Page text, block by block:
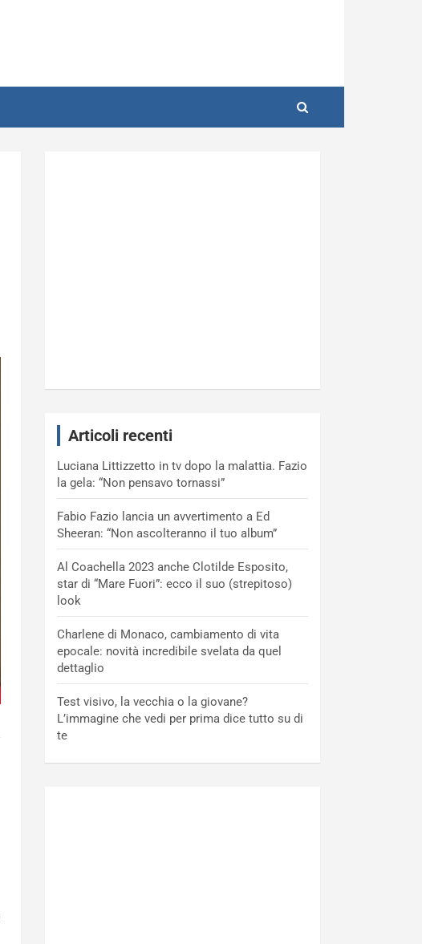
Articoli recenti
Luciana Littizzetto in tv dopo la malattia. Fazio
la gela: “Non pensavo tornassi”
Fabio Fazio lancia un avvertimento a Ed
Sheeran: “Non ascolteranno il tuo album”
Al Coachella 2023 anche Clotilde Esposito,
star di “Mare Fuori”: ecco il suo (strepitoso)
look
Charlene di Monaco, cambiamento di vita
epocale: novità incredibile svelata da quel
dettaglio
Test visivo, la vecchia o la giovane?
L’immagine che vedi per prima dice tutto su di
te